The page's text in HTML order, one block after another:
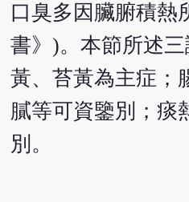
口臭多因臟腑積熱
書》)。本節所述
黃、苔黃為主症；
膩等可資鑒別；痰
別。